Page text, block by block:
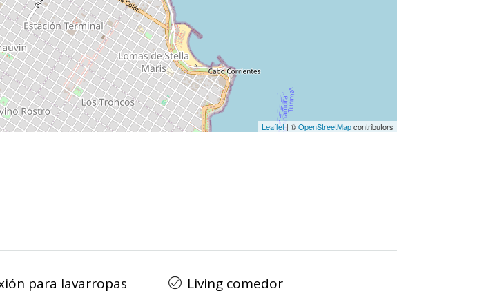
Leaflet| ©OpenStreetMapcontributors
para lavarropas
Living comedor